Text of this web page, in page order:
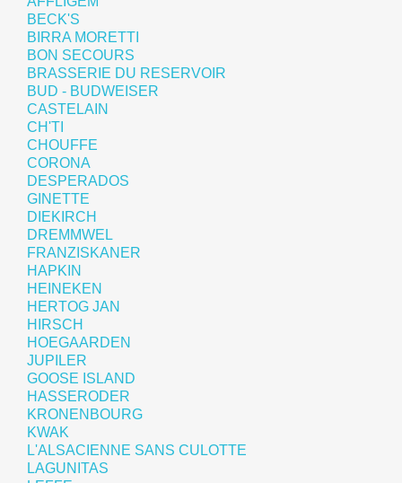
BECK'S
BIRRA MORETTI
BON SECOURS
BRASSERIE DU RESERVOIR
BUD - BUDWEISER
CASTELAIN
CH'TI
CHOUFFE
CORONA
DESPERADOS
GINETTE
DIEKIRCH
DREMMWEL
FRANZISKANER
HAPKIN
HEINEKEN
HERTOG JAN
HIRSCH
HOEGAARDEN
JUPILER
GOOSE ISLAND
HASSERODER
KRONENBOURG
KWAK
L'ALSACIENNE SANS CULOTTE
LAGUNITAS